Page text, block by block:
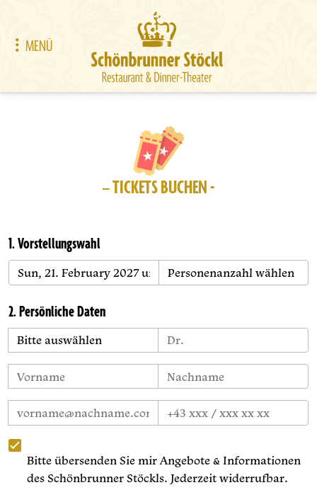
MENÜ
– TICKETS BUCHEN -
1. Vorstellungswahl
2. Persönliche Daten
Bitte übersenden Sie mir Angebote & Informationen
des Schönbrunner Stöckls. Jederzeit widerrufbar.